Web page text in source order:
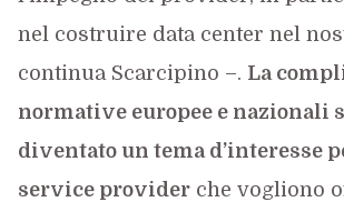
nel costruire data center nel
continua Scarcipino –. La
normative europee e nazionali
diventato un tema d’interesse
service providerche vogliono